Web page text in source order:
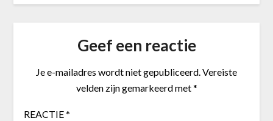
Geef een reactie
Je e-mailadres wordt niet gepubliceerd.Vereiste
velden zijn gemarkeerd met*
REACTIE*